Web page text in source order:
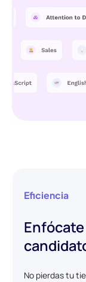
Eficiencia
No pierdas tu